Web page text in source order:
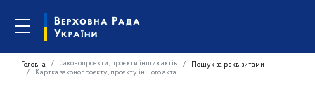
Головна Законопроєкти, проєкти інших актів
Пошук за реквізитами
Картка законопроєкту, проєкту іншого акта